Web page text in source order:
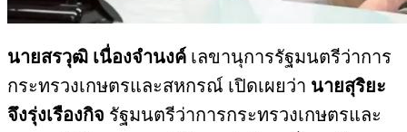
นายสรวุฒิ เนื่องจำนงค์ เลขานุการรัฐมนตรีว่าการ
กระทรวงเกษตรและสหกรณ์ เปิดเผยว่า นายสุริยะ
จึงรุ่งเรืองกิจ รัฐมนตรีว่าการกระทรวงเกษตรและ